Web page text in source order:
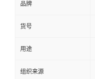
品牌
货号
用途
组织来源